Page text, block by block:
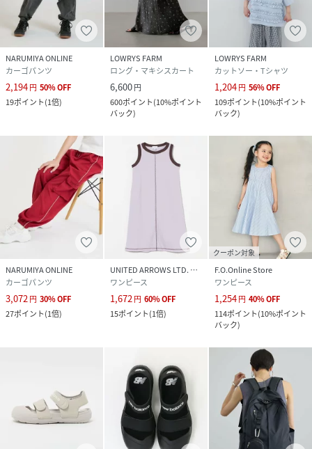
NARUMIYA ONLINE
カーゴパンツ
2,194円 50%OFF
19ポイント(1倍)
LOWRYS FARM
ロング・マキシスカート
6,600円
600ポイント(10%ポイント
バック)
LOWRYS FARM
カットソー・Tシャツ
1,204円 56%OFF
109ポイント(10%ポイント
バック)
NARUMIYA ONLINE
カーゴパンツ
3,072円 30%OFF
27ポイント(1倍)
UNITED ARROWS LTD. OUTLET
ワンピース
1,672円 60%OFF
15ポイント(1倍)
クーポン対象
F.O.Online Store
ワンピース
1,254円 40%OFF
114ポイント(10%ポイント
バック)